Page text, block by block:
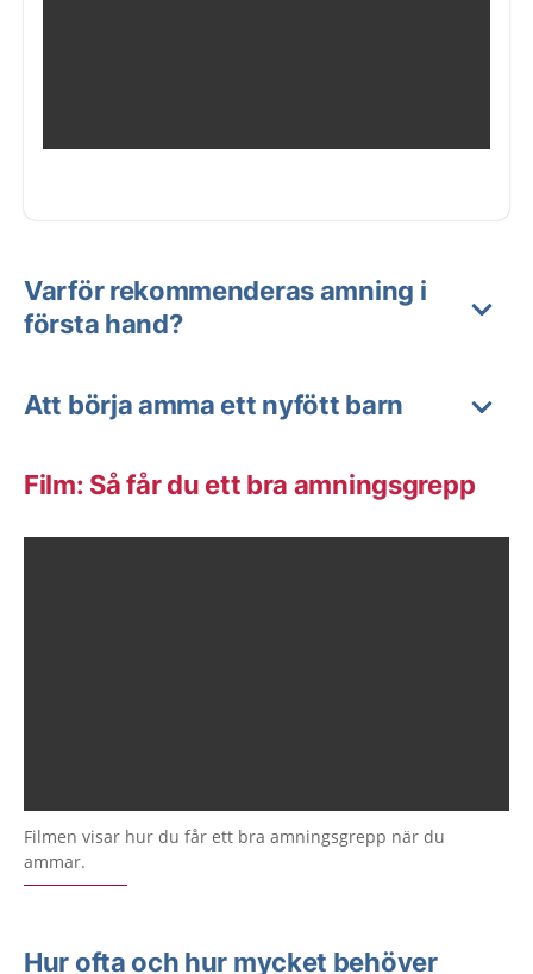
Varför rekommenderas amning i
första hand?
Att börja amma ett nyfött barn
Film: Så får du ett bra amningsgrepp
Filmen visar hur du får ett bra amningsgrepp när du
ammar.
Hur ofta och hur mycket behöver